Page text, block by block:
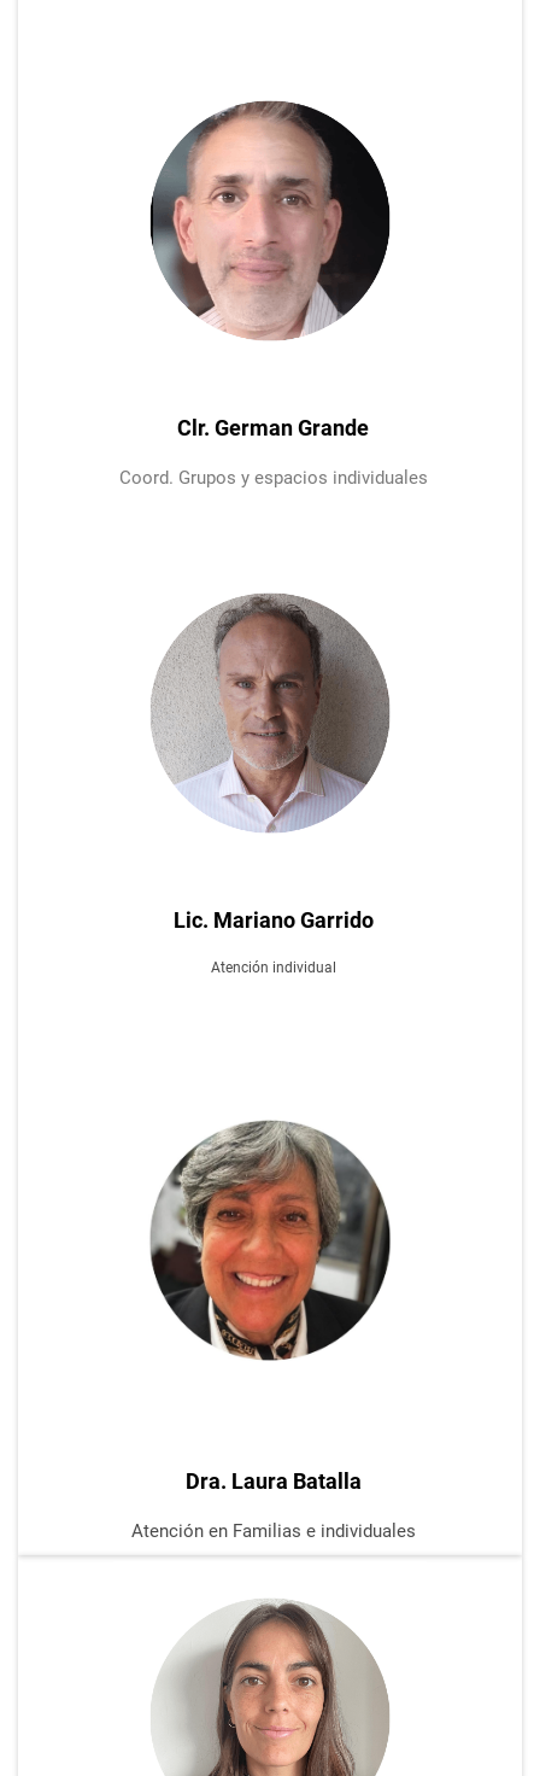
Clr. German Grande
Coord. Grupos y espacios individuales
Lic. Mariano Garrido
Atención individual
Dra. Laura Batalla
Atención en Familias e individuales